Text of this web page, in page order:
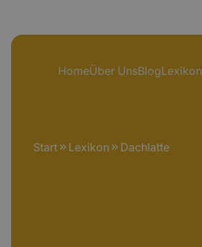
HomeÜber UnsBlogLexikon
Start Lexikon Dachlatte